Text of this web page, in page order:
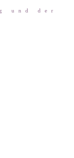
und der